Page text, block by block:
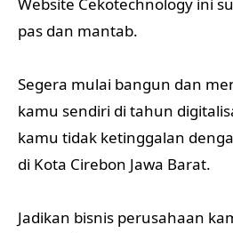
pas dan mantab.
Segera mulai bangun dan
kamu sendiri di tahun
kamu tidak ketinggalan
di Kota Cirebon Jawa Barat.
Jadikan bisnis perusahaan